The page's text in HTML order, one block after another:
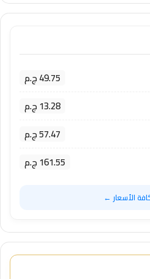
49.75 ج.م
13.28 ج.م
57.47 ج.م
161.55 ج.م
الأسعار ←